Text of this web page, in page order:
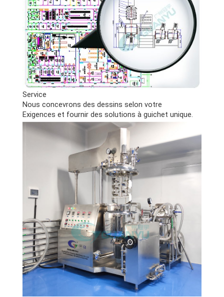
Service
Nous concevrons des dessins selon votre
Exigences et fournir des solutions à guichet unique.